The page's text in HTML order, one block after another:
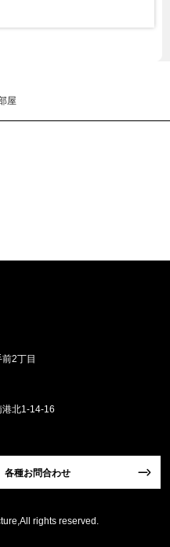
屋
2丁目
北1-14-16
各種お問合わせ
rights reserved.